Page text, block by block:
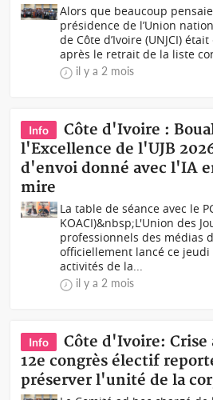
Alors que beaucoup
présidence de l’Union
de Côte d’Ivoire (UNJCI)
après le retrait de la liste
il y a 2 mois
Info
Côte d'Ivoire :
l'Excellence de l'UJB
d'envoi donné avec l'IA
mire
La table de séance avec le
KOACI)&nbsp;L'Union des
professionnels des médias
officiellement lancé ce jeudi
activités de la...
il y a 2 mois
Info
Côte d'Ivoire: Crise
12e congrès électif
préserver l'unité de la